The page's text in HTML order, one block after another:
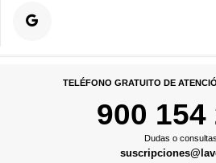
TELÉFONO GRATUITO DE
900 154
Dudas o consultas